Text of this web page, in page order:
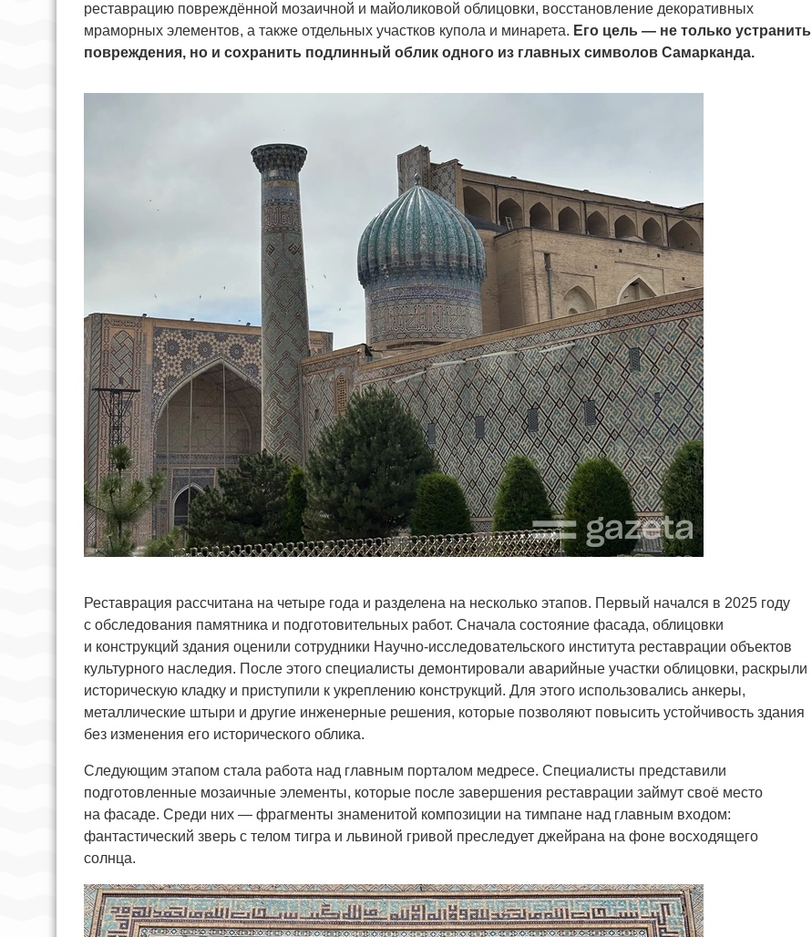
реставрацию повреждённой мозаичной и майоликовой облицовки, восстановление декоративных
мраморных элементов, а также отдельных участков купола и минарета. Его цель — не только устранить
повреждения, но и сохранить подлинный облик одного из главных символов Самарканда.
Реставрация рассчитана на четыре года и разделена на несколько этапов. Первый начался в 2025 году
с обследования памятника и подготовительных работ. Сначала состояние фасада, облицовки
и конструкций здания оценили сотрудники Научно-исследовательского института реставрации объектов
культурного наследия. После этого специалисты демонтировали аварийные участки облицовки, раскрыли
историческую кладку и приступили к укреплению конструкций. Для этого использовались анкеры,
металлические штыри и другие инженерные решения, которые позволяют повысить устойчивость здания
без изменения его исторического облика.
Следующим этапом стала работа над главным порталом медресе. Специалисты представили
подготовленные мозаичные элементы, которые после завершения реставрации займут своё место
на фасаде. Среди них — фрагменты знаменитой композиции на тимпане над главным входом:
фантастический зверь с телом тигра и львиной гривой преследует джейрана на фоне восходящего
солнца.